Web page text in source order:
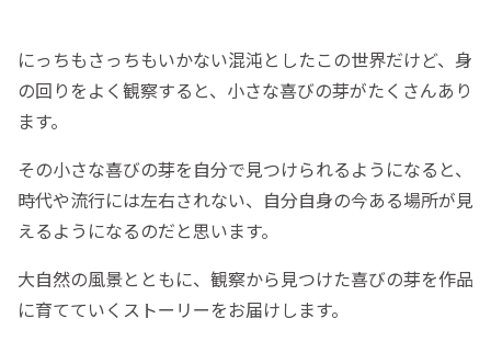
にっちもさっちもいかない混沌としたこの世界だけど、身
の回りをよく観察すると、小さな喜びの芽がたくさんあり
ます。
その小さな喜びの芽を自分で見つけられるようになると、
時代や流行には左右されない、自分自身の今ある場所が見
えるようになるのだと思います。
大自然の風景とともに、観察から見つけた喜びの芽を作品
に育てていくストーリーをお届けします。